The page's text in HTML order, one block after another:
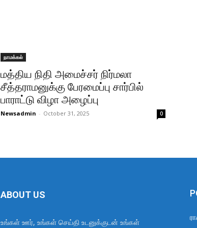
நாமக்கல்
மத்திய நிதி அமைச்சர் நிர்மலா
சீத்தராமனுக்கு பேரமைப்பு சார்பில்
பாராட்டு விழா அழைப்பு
Newsadmin - October 31, 2025 0
ABOUT US
உங்கள் ஊர், உங்கள் செய்தி உடனுக்குடன் உங்கள்